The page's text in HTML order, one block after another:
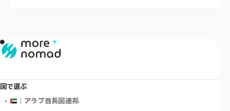
国で選ぶ
｜アラブ首長国連邦